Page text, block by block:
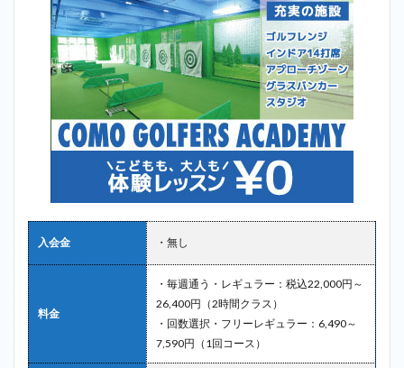
入会金 ・無し
料金
・毎週通う・レギュラー：税込22,000円～
26,400円（2時間クラス）
・回数選択・フリーレギュラー：6,490～
7,590円（1回コース）